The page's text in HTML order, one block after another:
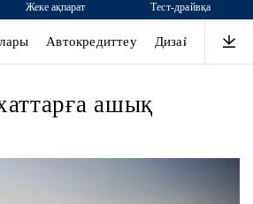
Жеке ақпарат Тест-драйвқа
Автокредиттеу Дизайн
ашық